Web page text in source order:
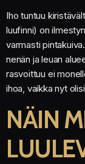
Iho tuntuu
luufinni) on
varmasti
nenän ja leuan
rasvoittuu ei
ihoa, vaikka nyt
NÄIN